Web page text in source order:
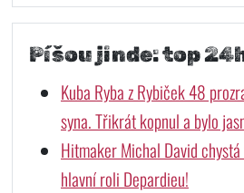
Píšou jinde: top
Kuba Ryba z Rybiček 48
syna. Třikrát kopnul a bylo
Hitmaker Michal David
hlavní roli Depardieu!